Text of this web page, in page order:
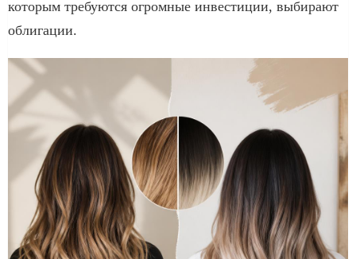
которым требуются огромные инвестиции, выбирают
облигации.